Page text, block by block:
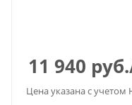
11 940 руб.
Цена указана с учетом